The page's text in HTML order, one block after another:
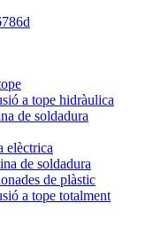
a tope hidràulica
de soldadura
elèctrica
de soldadura
de plàstic
a tope totalment